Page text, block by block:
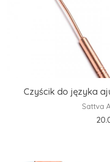
Czyścik do języka
Sattva